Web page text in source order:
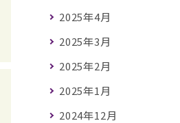
2025年4月
2025年3月
2025年2月
2025年1月
2024年12月